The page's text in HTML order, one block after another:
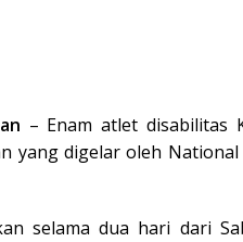
– Enam atlet disabilitas
yang digelar oleh
selama dua hari dari